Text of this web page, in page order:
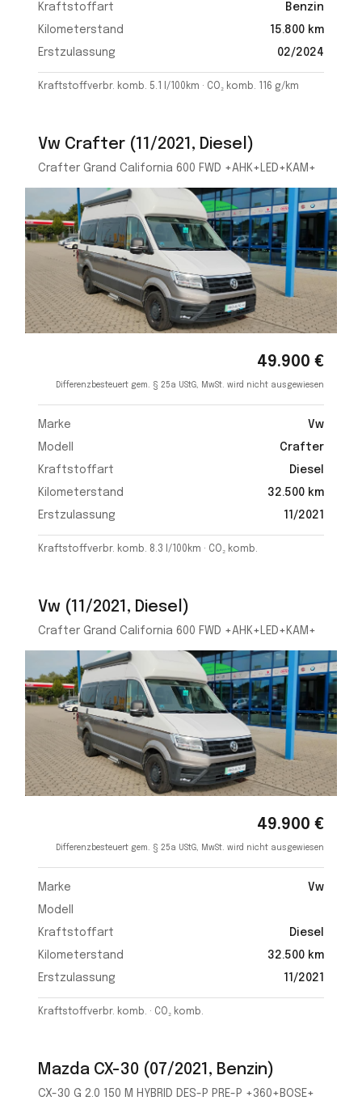
Kraftstoffart
Benzin
Kilometerstand
15.800 km
Erstzulassung
02/2024
Kraftstoffverbr. komb. 5.1 l/100km · CO₂ komb. 116 g/km
Vw Crafter (11/2021, Diesel)
Crafter Grand California 600 FWD +AHK+LED+KAM+
49.900 €
Differenzbesteuert gem. § 25a UStG, MwSt. wird nicht ausgewiesen
Marke
Vw
Modell
Crafter
Kraftstoffart
Diesel
Kilometerstand
32.500 km
Erstzulassung
11/2021
Kraftstoffverbr. komb. 8.3 l/100km · CO₂ komb.
Vw (11/2021, Diesel)
Crafter Grand California 600 FWD +AHK+LED+KAM+
49.900 €
Differenzbesteuert gem. § 25a UStG, MwSt. wird nicht ausgewiesen
Marke
Vw
Modell
Kraftstoffart
Diesel
Kilometerstand
32.500 km
Erstzulassung
11/2021
Kraftstoffverbr. komb. · CO₂ komb.
Mazda CX-30 (07/2021, Benzin)
CX-30 G 2.0 150 M HYBRID DES-P PRE-P +360+BOSE+